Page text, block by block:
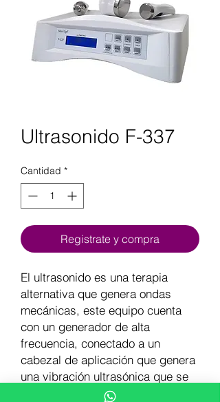
Ultrasonido F-337
Cantidad *
Registrate y compra
El ultrasonido es una terapia
alternativa que genera ondas
mecánicas, este equipo cuenta
con un generador de alta
frecuencia, conectado a un
cabezal de aplicación que genera
una vibración ultrasónica que se
trasmite al paciente.